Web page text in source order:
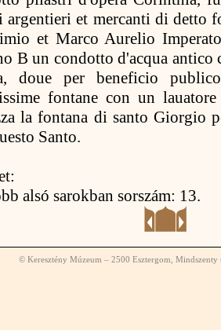
argentieri et mercanti di detto
et Marco Aurelio
B un condotto d'acqua
doue per beneficio
fontane con un
la fontana di santo Giorgio
Santo.
alsó sarokban sorszám: 13.
© Keresztény Múzeum – 2500 Esztergom,